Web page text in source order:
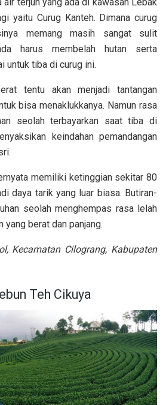
yaitu Curug Kanteh. Dimana curug
memang masih sangat sulit
harus membelah hutan serta
untuk tiba di curug ini.
tentu akan menjadi tantangan
bisa menaklukkanya. Namun rasa
seolah terbayarkan saat tiba di
keindahan pemandangan
memiliki ketinggian sekitar 80
daya tarik yang luar biasa. Butiran-
seolah menghempas rasa lelah
yang berat dan panjang.
KecamatanCilograng, Kabupaten
Teh Cikuya